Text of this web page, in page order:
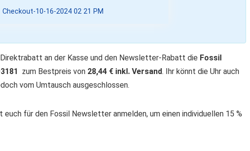
Checkout-10-16-2024 02 21 PM
an der Kasse und den Newsletter-Rabatt die Fossil
zum Bestpreis von 28,44 € inkl. Versand. Ihr könnt die Uhr auch
vom Umtausch ausgeschlossen.
für den Fossil Newsletter anmelden, um einen individuellen 15 %